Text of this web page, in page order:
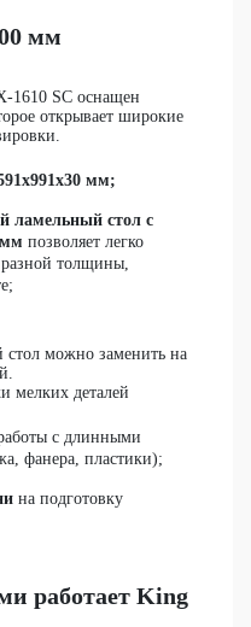
мм
1610 SC оснащен
открывает широкие
мм;
ламельный стол с
мм позволяет легко
разной толщины,
стол можно заменить на
мелких деталей
с длинными
фанера, пластики);
на подготовку
работает King